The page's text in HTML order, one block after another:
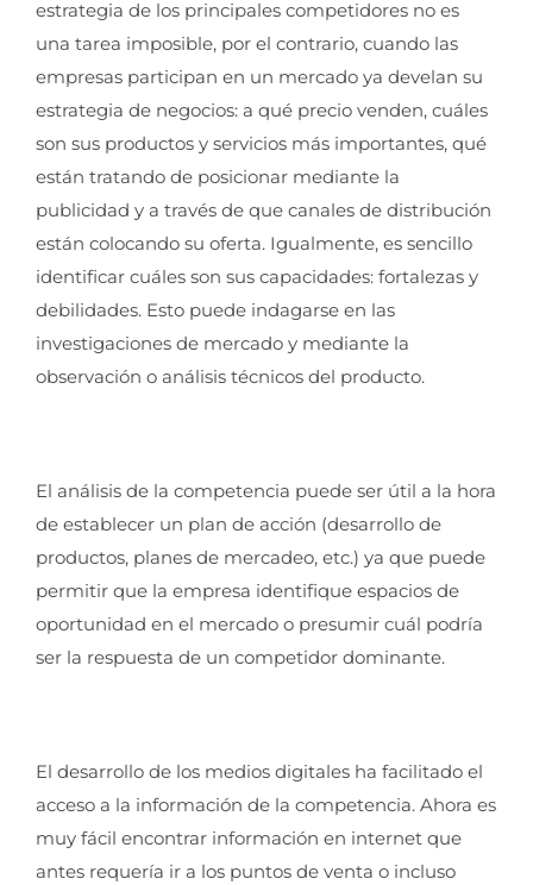
estrategia de los principales competidores no es
una tarea imposible, por el contrario, cuando las
empresas participan en un mercado ya develan su
estrategia de negocios: a qué precio venden, cuáles
son sus productos y servicios más importantes, qué
están tratando de posicionar mediante la
publicidad y a través de que canales de distribución
están colocando su oferta. Igualmente, es sencillo
identificar cuáles son sus capacidades: fortalezas y
debilidades. Esto puede indagarse en las
investigaciones de mercado y mediante la
observación o análisis técnicos del producto.
El análisis de la competencia puede ser útil a la hora
de establecer un plan de acción (desarrollo de
productos, planes de mercadeo, etc.) ya que puede
permitir que la empresa identifique espacios de
oportunidad en el mercado o presumir cuál podría
ser la respuesta de un competidor dominante.
El desarrollo de los medios digitales ha facilitado el
acceso a la información de la competencia. Ahora es
muy fácil encontrar información en internet que
antes requería ir a los puntos de venta o incluso